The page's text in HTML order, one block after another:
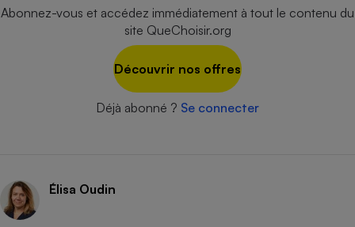
Abonnez-vous et accédez immédiatement à tout le contenu du
site QueChoisir.org
Découvrir nos offres
Déjà abonné ? Se connecter
Élisa Oudin
Climatiseur -
Ventilateur